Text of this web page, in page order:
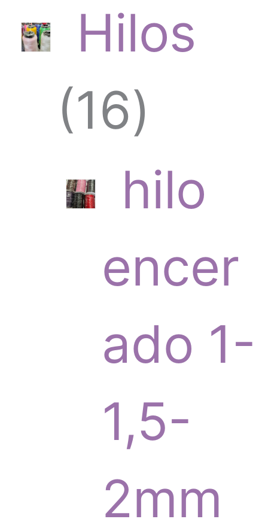
Hilos
161
6
p
r
o
d
hilo
encer
ado 1-
1,5-
2mm